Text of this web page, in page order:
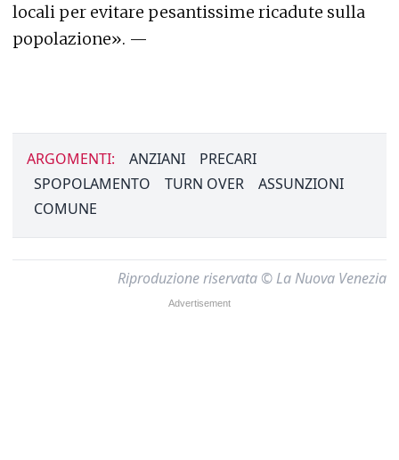
locali per evitare pesantissime ricadute sulla
popolazione». —
ARGOMENTI: ANZIANI
PRECARI
SPOPOLAMENTO
TURN OVER
ASSUNZIONI
COMUNE
Riproduzione riservata © La Nuova Venezia